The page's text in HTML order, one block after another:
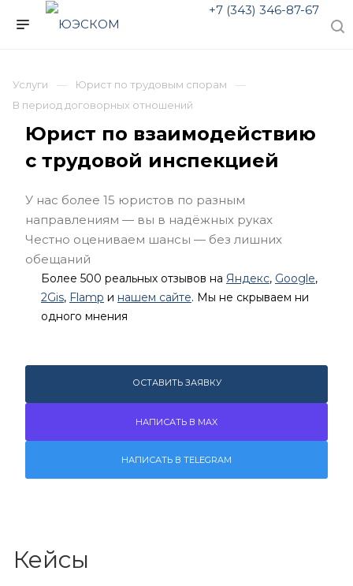
+7 (343) 346-87-67
Услуги
Юрист по трудовым спорам
В период договорных отношений
Юрист по взаимодействию
с трудовой инспекцией
У нас более 15 юристов по разным
направлениям — вы в надёжных руках
Честно оцениваем шансы — без лишних
обещаний
Более 500 реальных отзывов на Яндекс, Google,
2Gis, Flamp и нашем сайте. Мы не скрываем ни
одного мнения
ОСТАВИТЬ ЗАЯВКУ
НАПИСАТЬ В MAX
НАПИСАТЬ В TELEGRAM
Кейсы